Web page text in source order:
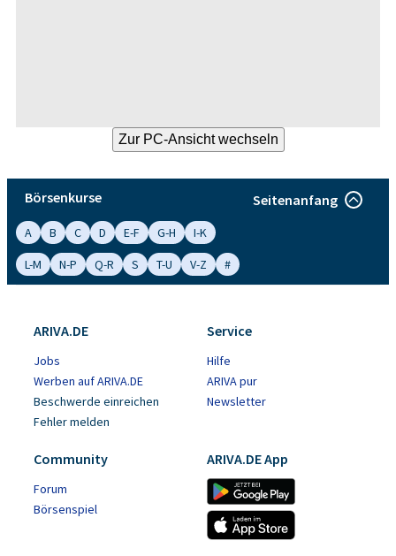
Börsenkurse Seitenanfang
A B C D E-F G-H
I-K
L-M
N-P Q-R S T-U V-Z #
ARIVA.DE
Jobs
Werben auf ARIVA.DE
Beschwerde einreichen
Fehler melden
Service
Hilfe
ARIVA pur
Newsletter
Community
Forum
Börsenspiel
ARIVA.DE App